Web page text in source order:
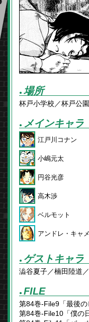
● FILE
第84巻-File9「最後の
第84巻-File10「僕の
● メインキャラ
江戸川コナン
小嶋元太
円谷光彦
高木渉
ベルモット
アンドレ・キャ
● 場所
杯戸小学校／杯戸公
● ゲストキャラ
澁谷夏子／楠田陸道